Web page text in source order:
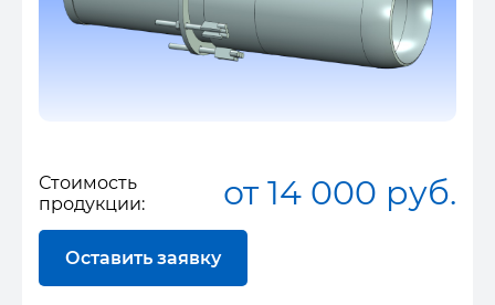
Стоимость
продукции:
от 14 000 руб.
Оставить заявку